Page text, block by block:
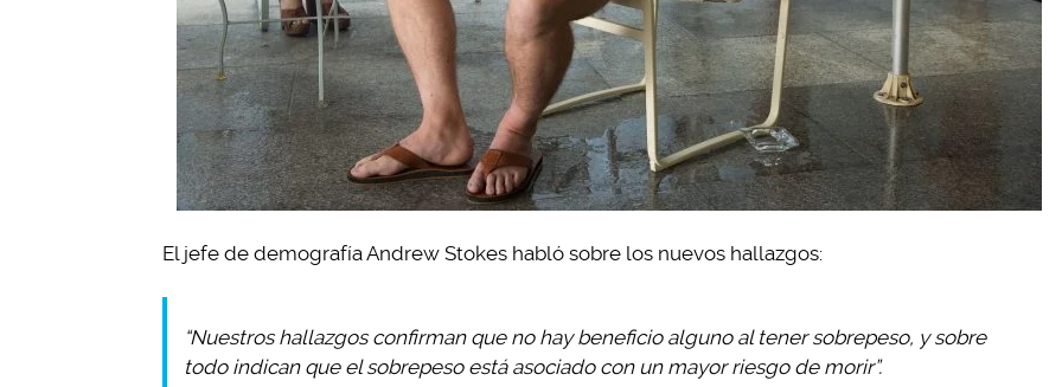
El jefe de demografía Andrew Stokes habló sobre los nuevos hallazgos:
“Nuestros hallazgos confirman que no hay beneficio alguno al tener sobrepeso, y sobre
todo indican que el sobrepeso está asociado con un mayor riesgo de morir”.